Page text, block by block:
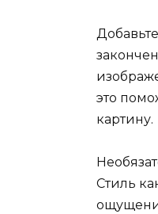
это
картину.
Стиль